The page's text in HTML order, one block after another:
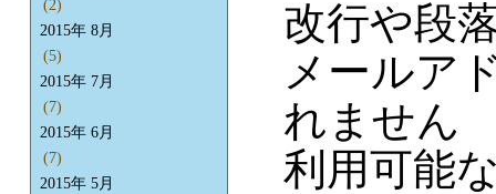
改行や段
メールア
れません
利用可能
(2)
2015年 8月
(5)
2015年 7月
(7)
2015年 6月
(7)
2015年 5月